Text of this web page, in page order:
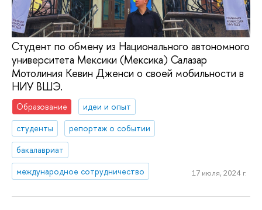
Студент по обмену из Национального автономного
университета Мексики (Мексика) Салазар
Мотолиния Кевин Дженси о своей мобильности в
НИУ ВШЭ.
Образование
идеи и опыт
студенты
репортаж о событии
бакалавриат
международное сотрудничество
17 июля, 2024 г.